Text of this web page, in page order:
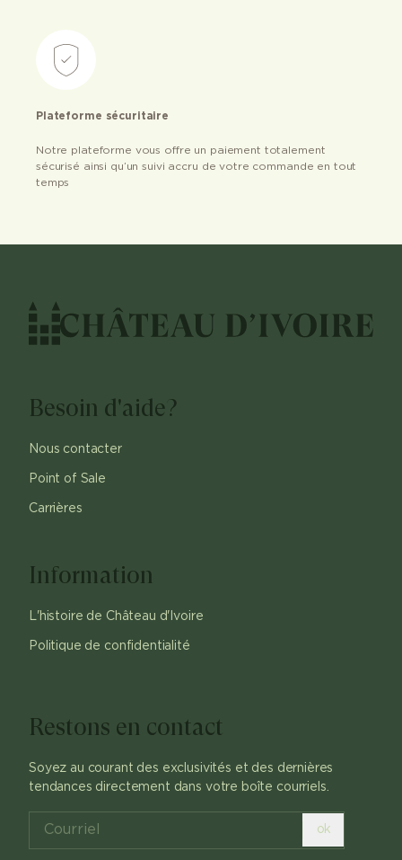
Plateforme sécuritaire
Notre plateforme vous offre un paiement totalement
sécurisé ainsi qu’un suivi accru de votre commande en tout
temps
Besoin d'aide?
Nous contacter
Point of Sale
Carrières
Information
L'histoire de Château d'Ivoire
Politique de confidentialité
Restons en contact
Soyez au courant des exclusivités et des dernières
tendances directement dans votre boîte courriels.
ok